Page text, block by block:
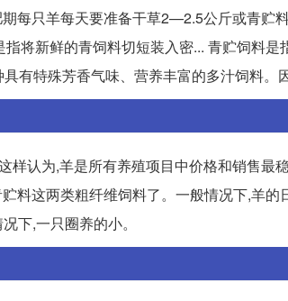
每只羊每天要准备干草2—2.5公斤或青
将新鲜的青饲料切短装入密... 青贮饲料是
有特殊芳香气味、营养丰富的多汁饲料。
样认为,羊是所有养殖项目中价格和销售最
料这两类粗纤维饲料了。一般情况下,羊的
下,一只圈养的小。